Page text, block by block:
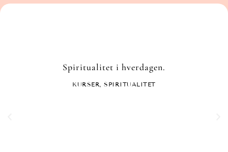
Spiritualitet i hverdagen.
KURSER ,SPIRITUALITET